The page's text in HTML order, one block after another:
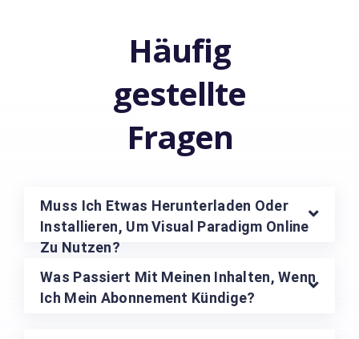
Häufig
gestellte
Fragen
Muss Ich Etwas Herunterladen Oder
Installieren, Um Visual Paradigm Online
Zu Nutzen?
Was Passiert Mit Meinen Inhalten, Wenn
Ich Mein Abonnement Kündige?